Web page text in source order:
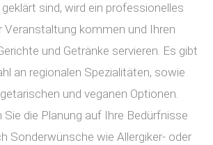
sind, wird ein professionelles
Veranstaltung kommen und Ihren
und Getränke servieren. Es gibt
an regionalen Spezialitäten, sowie
und veganen Optionen.
die Planung auf Ihre Bedürfnisse
Sonderwünsche wie Allergiker- oder